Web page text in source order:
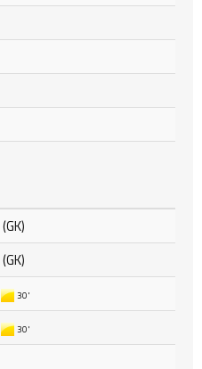
(GK)
(GK)
30'
30'